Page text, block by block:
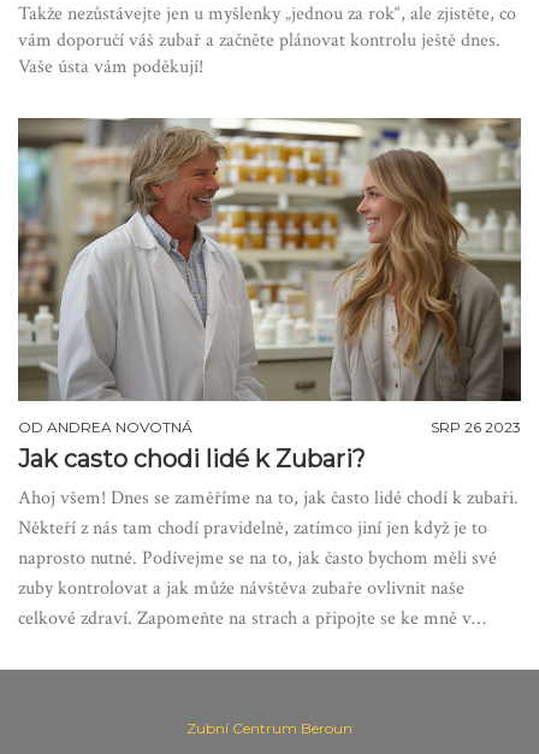
Takže nezůstávejte jen u myšlenky „jednou za rok“, ale zjistěte, co
vám doporučí váš zubař a začněte plánovat kontrolu ještě dnes.
Vaše ústa vám poděkují!
OD ANDREA NOVOTNÁ SRP 26 2023
Jak casto chodi lidé k Zubari?
Ahoj všem! Dnes se zaměříme na to, jak často lidé chodí k zubaři.
Někteří z nás tam chodí pravidelně, zatímco jiní jen když je to
naprosto nutné. Podívejme se na to, jak často bychom měli své
zuby kontrolovat a jak může návštěva zubaře ovlivnit naše
celkové zdraví. Zapomeňte na strach a připojte se ke mně v
Zubní Centrum Beroun